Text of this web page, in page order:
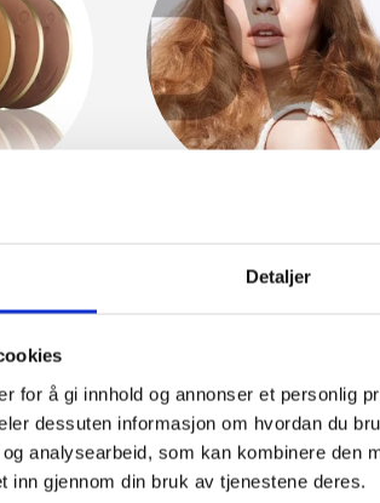
Detaljer
for å gi innhold og annonser et personlig
dessuten informasjon om hvordan du
analysearbeid, som kan kombinere den
inn gjennom din bruk av tjenestene deres.